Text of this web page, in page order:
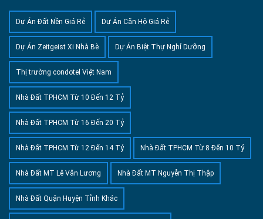
Dự Án Đất Nền Giá Rẻ Dự Án Căn Hộ Giá Rẻ
Dự Án Zeitgeist Xi Nhà Bè Dự Án Biệt Thự Nghỉ Dưỡng
Thị trường condotel Việt Nam
Nhà Đất TPHCM Từ 10 Đến 12 Tỷ
Nhà Đất TPHCM Từ 16 Đến 20 Tỷ
Nhà Đất TPHCM Từ 12 Đến 14 Tỷ Nhà Đất TPHCM Từ 8 Đến 10 Tỷ
Nhà Đất MT Lê Văn Lương Nhà Đất MT Nguyễn Thị Thập
Nhà Đất Quận Huyện Tỉnh Khác